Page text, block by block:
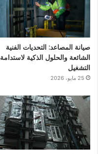
ك
صيانة المصاعد: التحديات الفنية
الشائعة والحلول الذكية لاستدامة
التشغيل
25 مايو، 2026